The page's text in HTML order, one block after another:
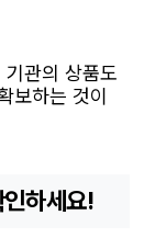
관의 상품도
보하는 것이
인하세요!